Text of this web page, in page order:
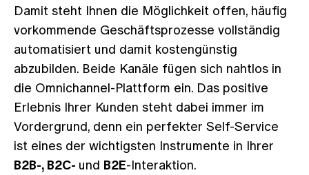
Damit steht Ihnen die Möglichkeit offen, häufig
vorkommende Geschäftsprozesse vollständig
automatisiert und damit kostengünstig
abzubilden. Beide Kanäle fügen sich nahtlos in
die Omnichannel-Plattform ein. Das positive
Erlebnis Ihrer Kunden steht dabei immer im
Vordergrund, denn ein perfekter Self-Service
ist eines der wichtigsten Instrumente in Ihrer
B2B-, B2C- und B2E-Interaktion.